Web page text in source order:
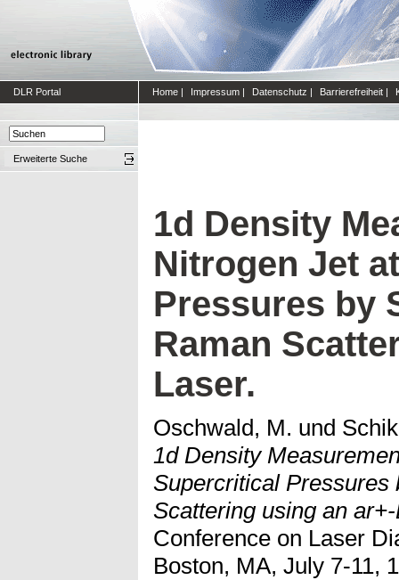
DLR Portal Home | Impressum | Datenschutz | Barrierefreiheit |
Erweiterte Suche
1d Density
Nitrogen Jet
Pressures by
Raman
Laser.
Oschwald, M. und
1d Density
Supercritical Pressures
Scattering using an
Conference on Laser
Boston, MA, July 7-11,